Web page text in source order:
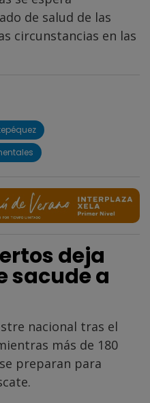
de salud de las
circunstancias en las
deja
sacude a
nacional tras el
más de 180
preparan para